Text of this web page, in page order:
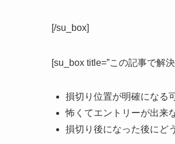
[/su_box]
[su_box title=”この記事で解
損切り位置が明確になる
怖くてエントリーが出来
損切り後になった後にど